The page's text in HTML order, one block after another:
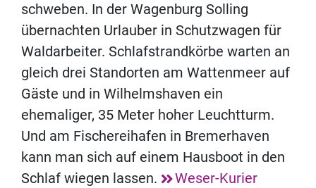
schweben. In der Wagenburg Solling
übernachten Urlauber in Schutzwagen für
Waldarbeiter. Schlafstrandkörbe warten an
gleich drei Standorten am Wattenmeer auf
Gäste und in Wilhelmshaven ein
ehemaliger, 35 Meter hoher Leuchtturm.
Und am Fischereihafen in Bremerhaven
kann man sich auf einem Hausboot in den
Schlaf wiegen lassen.
Weser-Kurier